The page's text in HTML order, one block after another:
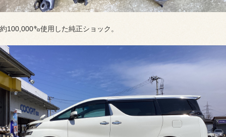
約100,000㌔使用した純正ショック。